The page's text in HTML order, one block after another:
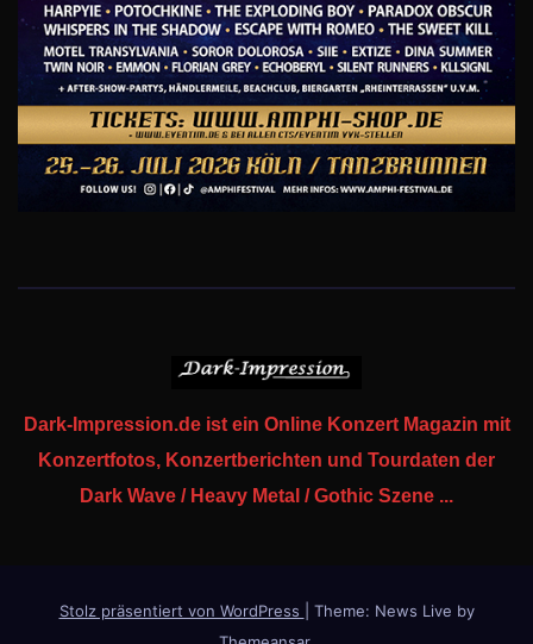
Dark-Impression.de ist ein Online Konzert Magazin mit
Konzertfotos, Konzertberichten und Tourdaten der
Dark Wave / Heavy Metal / Gothic Szene ...
Stolz präsentiert von WordPress
Theme: News Live by